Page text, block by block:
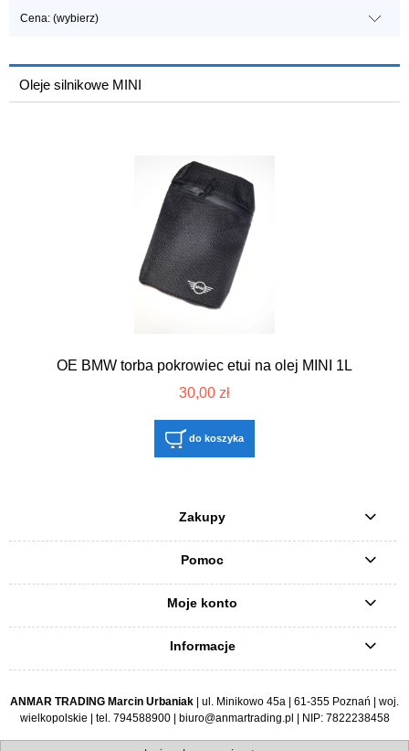
Cena: (wybierz)
Oleje silnikowe MINI
OE BMW torba pokrowiec etui na olej MINI 1L
30,00 zł
do koszyka
Zakupy
Pomoc
Moje konto
Informacje
ANMAR TRADING Marcin Urbaniak | ul. Minikowo 45a | 61-355 Poznań | woj.
wielkopolskie | tel. 794588900| biuro@anmartrading.pl | NIP: 7822238458